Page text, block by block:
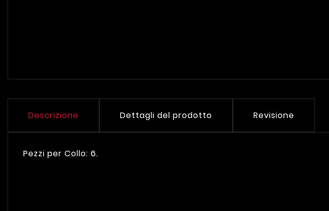
Descrizione Dettagli del prodotto Revisione
Pezzi per Collo: 6.